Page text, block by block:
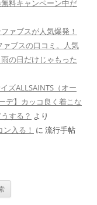
料キャンペーン中だ
ァブスが人気爆発！
ブスの口コミ。人気
の日だけじゃもった
ズALLSAINTS（オー
デ】カッコ良く着こな
する？ より
入る！ に 流行手帖